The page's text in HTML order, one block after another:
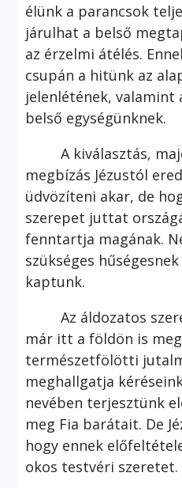
élünk a parancsok
járulhat a belső
az érzelmi átélés.
csupán a hitünk az
jelenlétének, valamint
belső egységünknek.
A kiválasztás,
megbízás Jézustól
üdvözíteni akar, de
szerepet juttat
fenntartja magának.
szükséges
kaptunk.
Az áldozatos
már itt a földön is
természetfölötti
meghallgatja
nevében terjesztünk
meg Fia barátait. De
hogy ennek
okos testvéri szeretet.